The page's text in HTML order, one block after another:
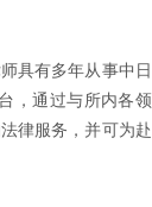
具有多年从事中日
，通过与所内各领
律服务，并可为赴